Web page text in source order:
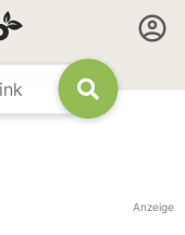
Anzeige